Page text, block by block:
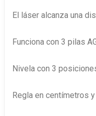
El láser alcanza una
Funciona con 3 pilas
Nivela con 3
Regla en centímetros